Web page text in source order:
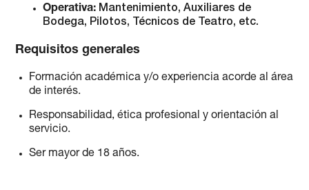
Operativa: Mantenimiento, Auxiliares de
Bodega, Pilotos, Técnicos de Teatro, etc.
Requisitos generales
Formación académica y/o experiencia acorde al área
de interés.
Responsabilidad, ética profesional y orientación al
servicio.
Ser mayor de 18 años.